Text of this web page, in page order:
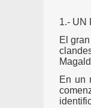
1.- UN
El gran
En un